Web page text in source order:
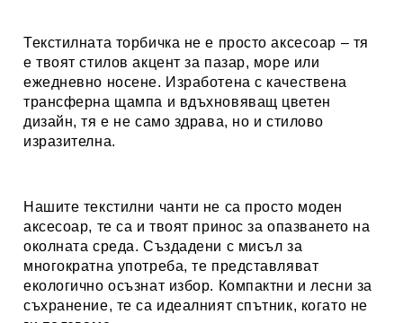
Текстилната торбичка не е просто аксесоар – тя
е твоят стилов акцент за пазар, море или
ежедневно носене. Изработена с качествена
трансферна щампа и вдъхновяващ цветен
дизайн, тя е не само здрава, но и стилово
изразителна.
Нашите текстилни чанти не са просто моден
аксесоар, те са и твоят принос за опазването на
околната среда. Създадени с мисъл за
многократна употреба, те представляват
екологично осъзнат избор. Компактни и лесни за
съхранение, те са идеалният спътник, когато не